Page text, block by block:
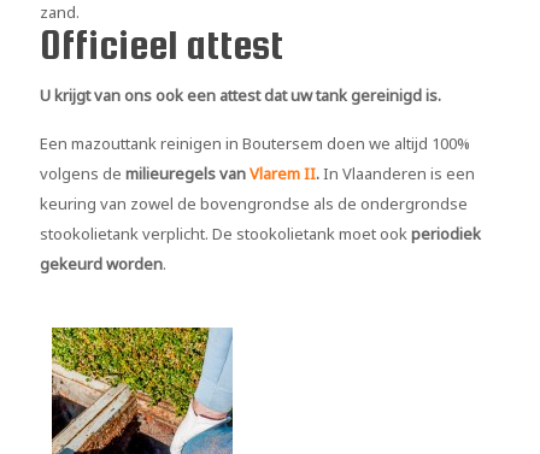
zand.
Officieel attest
U krijgt van ons ook een attest dat uw tank gereinigd is.
Een mazouttank reinigen in Boutersem doen we altijd 100%
volgens de milieuregels vanVlarem II.In Vlaanderen is een
keuring van zowel de bovengrondse als de ondergrondse
stookolietank verplicht. De stookolietank moet ookperiodiek
gekeurd worden.